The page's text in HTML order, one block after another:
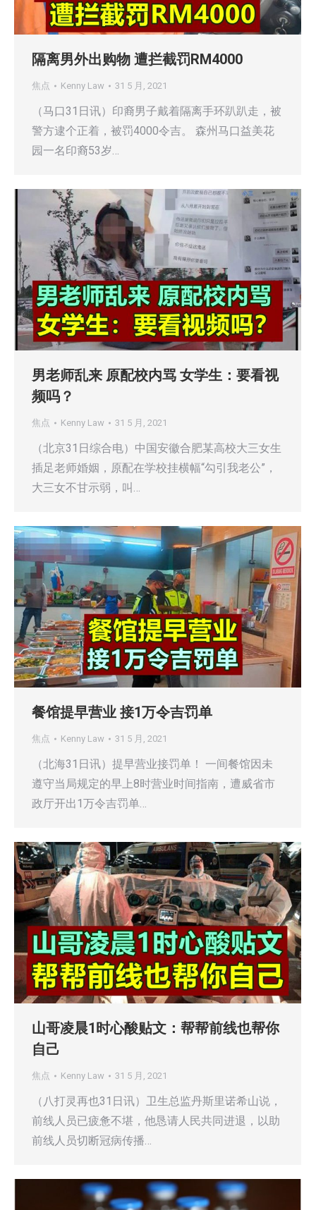
隔离男外出购物 遭拦截罚RM4000
焦点 Kenny Law 31 5 月, 2021
（马口31日讯）印裔男子戴着隔离手环趴趴走，被
警方逮个正着，被罚4000令吉。 森州马口益美花
园一名印裔53岁…
男老师乱来 原配校内骂 女学生：要看视
频吗？
焦点 Kenny Law 31 5 月, 2021
（北京31日综合电）中国安徽合肥某高校大三女生
插足老师婚姻，原配在学校挂横幅“勾引我老公”，
大三女不甘示弱，叫…
餐馆提早营业 接1万令吉罚单
焦点 Kenny Law 31 5 月, 2021
（北海31日讯）提早营业接罚单！ 一间餐馆因未
遵守当局规定的早上8时营业时间指南，遭威省市
政厅开出1万令吉罚单…
山哥凌晨1时心酸贴文：帮帮前线也帮你
自己
焦点 Kenny Law 31 5 月, 2021
（八打灵再也31日讯）卫生总监丹斯里诺希山说，
前线人员已疲惫不堪，他恳请人民共同进退，以助
前线人员切断冠病传播…